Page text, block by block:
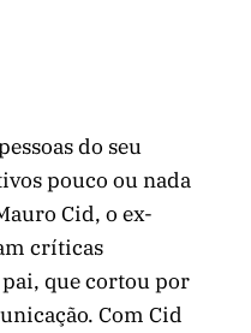
do seu
pouco ou nada
Cid, o ex-
críticas
que cortou por
Com Cid